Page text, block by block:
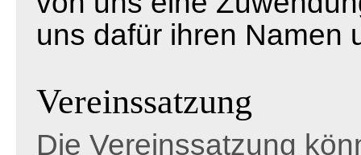
uns dafür ihren Namen
Vereinssatzung
Die Vereinssatzung